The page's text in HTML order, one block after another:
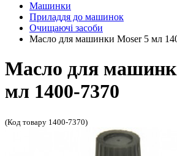
Машинки
Приладдя до машинок
Очищаючі засоби
Масло для машинки Moser 5 мл
Масло для
мл 1400-7370
(Код товару 1400-7370)